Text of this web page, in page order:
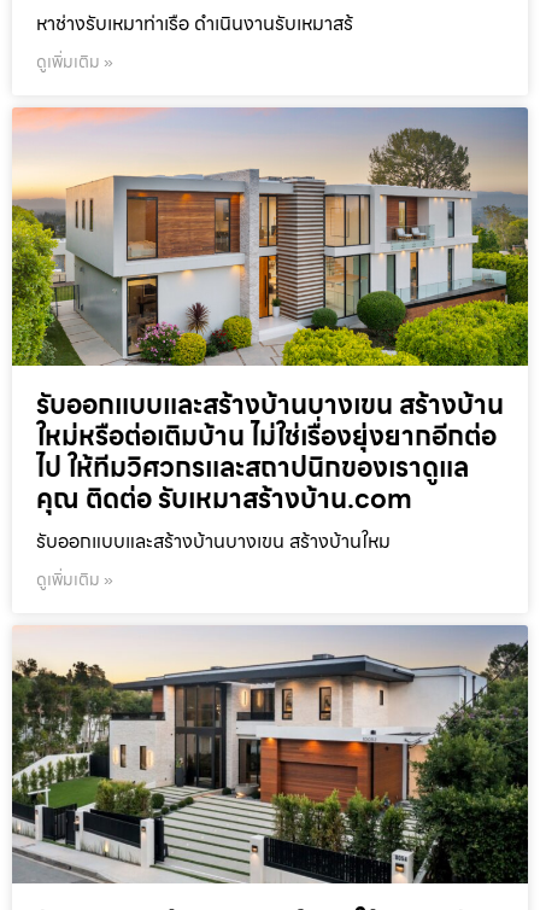
หาช่างรับเหมาท่าเรือ ดำเนินงานรับเหมาสร้
ดูเพิ่มเติม »
รับออกแบบและสร้างบ้านบางเขน สร้างบ้าน
ใหม่หรือต่อเติมบ้าน ไม่ใช่เรื่องยุ่งยากอีกต่อ
ไป ให้ทีมวิศวกรและสถาปนิกของเราดูแล
คุณ ติดต่อ รับเหมาสร้างบ้าน.com
รับออกแบบและสร้างบ้านบางเขน สร้างบ้านใหม
ดูเพิ่มเติม »